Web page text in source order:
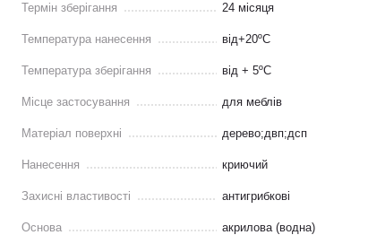
Термін зберігання 24 місяця
Температура нанесення від+20ºС
Температура зберігання від + 5ºС
Місце застосування для меблів
Матеріал поверхні дерево;двп;дсп
Нанесення криючий
Захисні властивості антигрибкові
Основа акрилова (водна)